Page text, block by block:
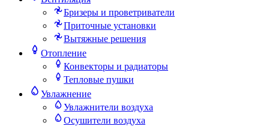
Бризеры и проветриватели
Приточные установки
Вытяжные решения
Отопление
Конвекторы и радиаторы
Тепловые пушки
Увлажнение
Увлажнители воздуха
Осушители воздуха